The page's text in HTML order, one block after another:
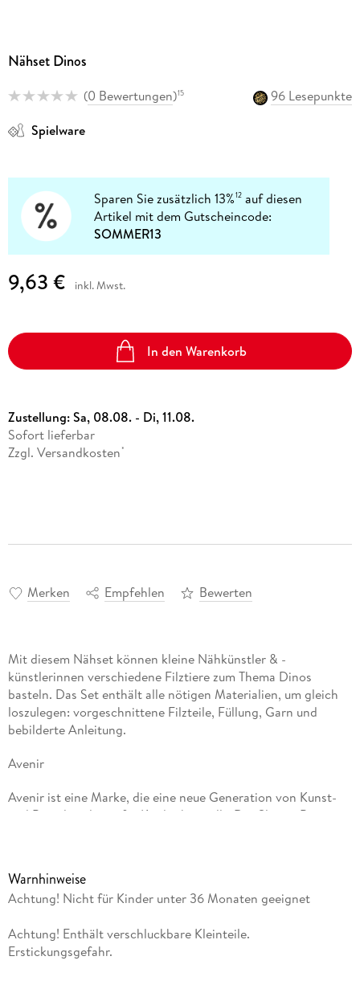
Nähset Dinos
(0 Bewertungen)15
96 Lesepunkte
Spielware
Sparen Sie zusätzlich 13%12 auf diesen
Artikel mit dem Gutscheincode:
SOMMER13
9,63 € inkl. Mwst.
In den Warenkorb
Zustellung:Sa, 08.08. - Di, 11.08.
Sofort lieferbar
Zzgl. Versandkosten *
Merken Empfehlen Bewerten
Mit diesem Nähset können kleine Nähkünstler & -
künstlerinnen verschiedene Filztiere zum Thema Dinos
basteln. Das Set enthält alle nötigen Materialien, um gleich
loszulegen: vorgeschnittene Filzteile, Füllung, Garn und
bebilderte Anleitung.
Avenir
Avenir ist eine Marke, die eine neue Generation von Kunst-
und Bastelspielzeug für Kinder herstellt. Der Slogan Be
Basteln und Selbstgestalten.
Warnhinweise
Achtung! Nicht für Kinder unter 36 Monaten geeignet
Achtung! Enthält verschluckbare Kleinteile.
Erstickungsgefahr.